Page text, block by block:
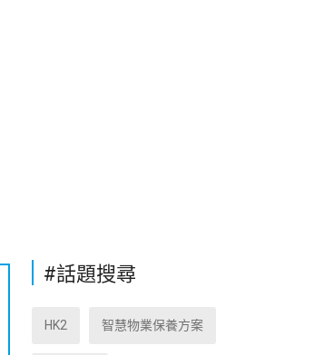
#話題搜尋
HK2 智慧物業保養方案